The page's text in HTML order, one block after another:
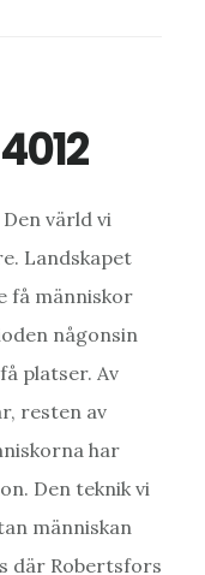
värld vi
Landskapet
få människor
någonsin
platser. Av
resten av
har
Den teknik vi
människan
där Robertsfors